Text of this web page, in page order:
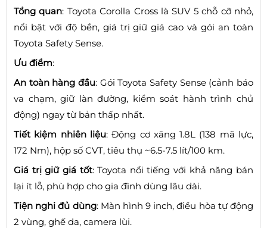
Tổng quan: Toyota Corolla Cross là SUV 5 chỗ cỡ nhỏ,
nổi bật với độ bền, giá trị giữ giá cao và gói an toàn
Toyota Safety Sense.
Ưu điểm:
An toàn hàng đầu: Gói Toyota Safety Sense (cảnh báo
va chạm, giữ làn đường, kiểm soát hành trình chủ
động) ngay từ bản thấp nhất.
Tiết kiệm nhiên liệu: Động cơ xăng 1.8L (138 mã lực,
172 Nm), hộp số CVT, tiêu thụ ~6.5-7.5 lít/100 km.
Giá trị giữ giá tốt: Toyota nổi tiếng với khả năng bán
lại ít lỗ, phù hợp cho gia đình dùng lâu dài.
Tiện nghi đủ dùng: Màn hình 9 inch, điều hòa tự động
2 vùng, ghế da, camera lùi.